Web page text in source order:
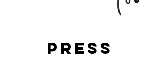
PRESS